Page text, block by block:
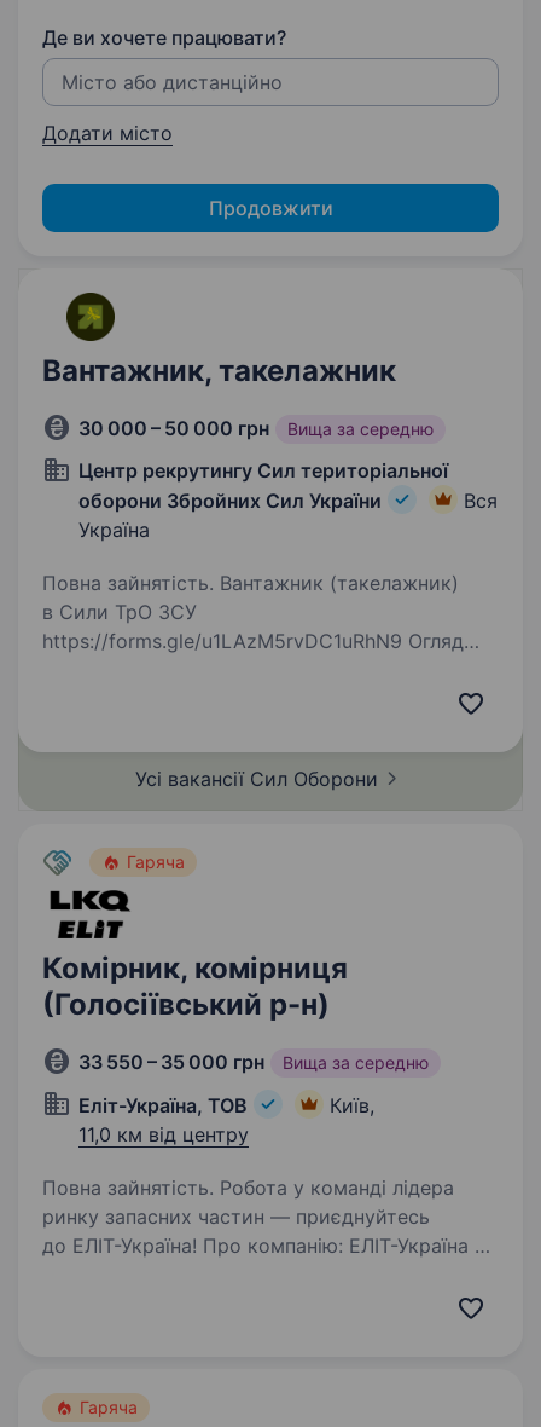
Де ви хочете працювати?
Додати місто
Продовжити
Вантажник, такелажник
30 000 – 50 000 грн Вища за середню
Центр рекрутингу Сил територіальної
оборони Збройних Сил України
Вся
Україна
Повна зайнятість. Вантажник (такелажник)
в Сили ТрО ЗСУ
https://forms.gle/u1LAzM5rvDC1uRhN9 Огляд
«Вантажник…
Усі вакансії Сил Оборони
Гаряча
Комірник, комірниця
(Голосіївський р-н)
33 550 – 35 000 грн Вища за середню
Еліт-Україна, ТОВ
Київ,
11,0 км від центру
Повна зайнятість. Робота у команді лідера
ринку запасних частин — приєднуйтесь
до ЕЛІТ-Україна! Про компанію: ЕЛІТ-Україна —
Гаряча